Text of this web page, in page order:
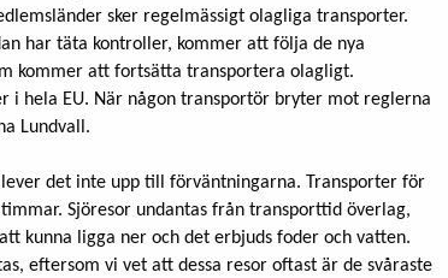
sker regelmässigt olagliga transporter.
har täta kontroller, kommer att följa de nya
kommer att fortsätta transportera olagligt.
hela EU. När någon transportör bryter mot reglerna
Lundvall.
det inte upp till förväntningarna. Transporter för
Sjöresor undantas från transporttid överlag,
kunna ligga ner och det erbjuds foder och vatten.
eftersom vi vet att dessa resor oftast är de svåraste